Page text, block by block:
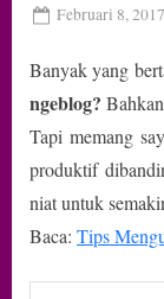
Posted
Februari 8, 2017
Banyak yang
ngeblog?
Tapi memang
produktif
niat untuk
Baca: Tips